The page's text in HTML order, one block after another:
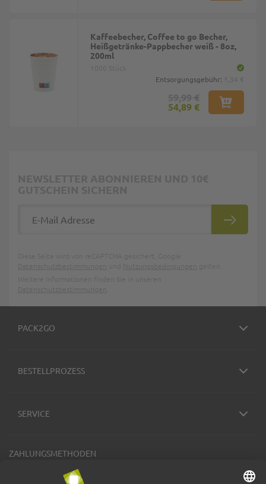
Kaffeebecher, Coffee to go Becher,
Heißgetränke-Pappbecher weiß - 8oz,
200ml
Entsorgungsgebühr:
54,89 €
PACK2GO
BESTELLPROZESS
SERVICE
ZAHLUNGSMETHODEN